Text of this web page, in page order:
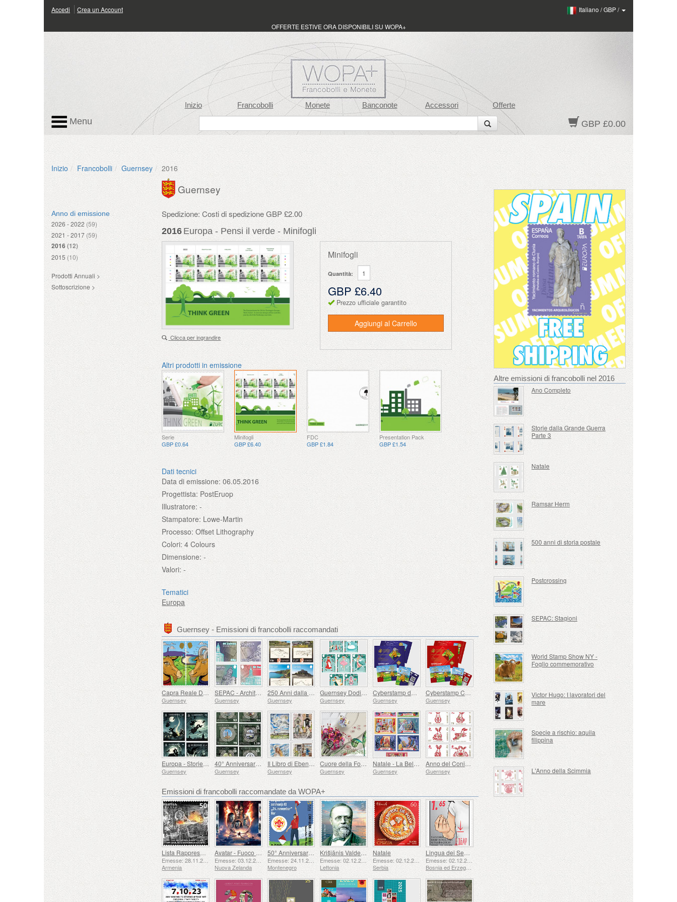
Accedi Crea un Account Italiano /GBP/
OFFERTE ESTIVE ORA DISPONIBILI SU WOPA+
Inizio Francobolli Monete Banconote Accessori Offerte
GBP £0.00
Menu
Inizio Francobolli Guernsey 2016
Anno di emissione
2026 - 2022 (59)
2021 - 2017 (59)
2016(12)
2015 (10)
Prodotti Annuali >
Sottoscrizione >
Guernsey
Spedizione: Costi di spedizione GBP £2.00
2016 Europa - Pensi il verde - Minifogli
Clicca per ingrandire
Minifogli
Quantità:
GBP £6.40
Prezzo ufficiale garantito
Aggiungi al Carrello
Altri prodotti in emissione
Serie
GBP £0.64
Minifogli
GBP £6.40
FDC
GBP £1.84
Presentation Pack
GBP £1.54
Dati tecnici
Data di emissione: 06.05.2016
Progettista: PostEruop
Illustratore: -
Stampatore: Lowe-Martin
Processo: Offset Lithography
Colori: 4 Colours
Dimensione: -
Valori: -
Tematici
Europa
Guernsey - Emissioni di francobolli raccomandati
Capra Reale Dorata di Guernsey
Guernsey
SEPAC - Architettura, St James Guernsey
Guernsey
250 Anni dalla Nascita di J.M.W. Turner
Guernsey
Guernsey Dodici Giorni di Natale
Guernsey
Cyberstamp del Caprone Billy di Guernsey Dorato Reale
Guernsey
Cyberstamp Capra Tata Reale Dorata di Guernsey
Guernsey
Europa - Storie e Miti (Guernsey Witches)
Guernsey
40° Anniversario delle Falkland
Guernsey
Il Libro di Ebenezer Le Page
Guernsey
Cuore della Foresta, Parte 4
Guernsey
Natale - La Bella Addormentata
Guernsey
Anno del Coniglio
Guernsey
Emissioni di francobolli raccomandate da WOPA+
Lista Rappresentativa del Patrimonio Culturale Immateriale dell'umanità dell'UNESCO - Tradizione della Forgiatura a Gyumri
Emesse: 28.11.2025
Armenia
Avatar - Fuoco e Cenere
Nuova Zelanda
50° Anniversario della Fondazione del 24 Novembre Bar Scout
Emesse: 24.11.2025
Montenegro
Krišjānis Valdemārs
Lettonia
Natale
Serbia
Lingua dei Segni - Buona
Emesse: 02.12.2025
Bosnia ed Erzegovina - Repubblica di Srpska
Altre emissioni di francobolli nel 2016
Ano Completo
Storie dalla Grande Guerra
Parte 3
Natale
Ramsar Herm
500 anni di storia postale
Postcrossing
SEPAC: Stagioni
World Stamp Show NY -
Foglio commemorativo
Victor Hugo: I lavoratori del
mare
Specie a rischio: aquila
filippina
L'Anno della Scimmia